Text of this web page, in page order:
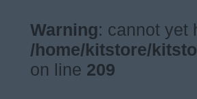
Warning: cannot yet
/home/kitstore/
on line 209